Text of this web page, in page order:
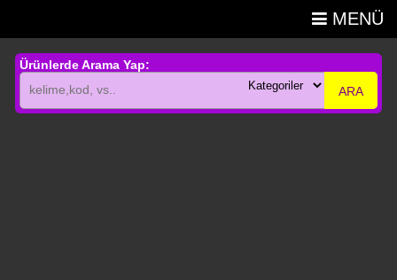
MENÜ
Ürünlerde Arama Yap:
ARA